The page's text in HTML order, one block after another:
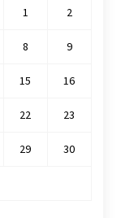
1
2
8 9
15 16
22 23
29 30